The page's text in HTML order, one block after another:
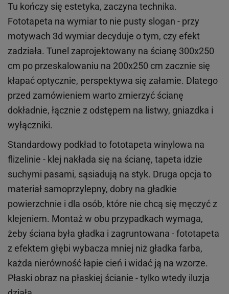
Tu kończy się estetyka, zaczyna technika.
Fototapeta na wymiar to nie pusty slogan - przy
motywach 3d wymiar decyduje o tym, czy efekt
zadziała. Tunel zaprojektowany na ścianę 300x250
cm po przeskalowaniu na 200x250 cm zacznie się
kłapać optycznie, perspektywa się załamie. Dlatego
przed zamówieniem warto zmierzyć ścianę
dokładnie, łącznie z odstępem na listwy, gniazdka i
wyłączniki.
Standardowy podkład to fototapeta winylowa na
flizelinie - klej nakłada się na ścianę, tapeta idzie
suchymi pasami, sąsiadują na styk. Druga opcja to
materiał samoprzylepny, dobry na gładkie
powierzchnie i dla osób, które nie chcą się męczyć z
klejeniem. Montaż w obu przypadkach wymaga,
żeby ściana była gładka i zagruntowana - fototapeta
z efektem głębi wybacza mniej niż gładka farba,
każda nierówność łapie cień i widać ją na wzorze.
Płaski obraz na płaskiej ścianie - tylko wtedy iluzja